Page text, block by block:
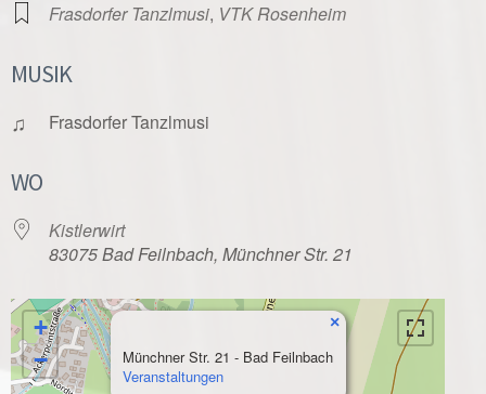
Frasdorfer Tanzlmusi, VTK Rosenheim
MUSIK
♫ Frasdorfer Tanzlmusi
WO
Kistlerwirt
83075 Bad Feilnbach, Münchner Str. 21
Münchner Str. 21 - Bad Feilnbach
Veranstaltungen
×
+
−